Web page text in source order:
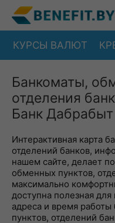
КУРСЫ ВАЛЮТ
Банкоматы,
отделения
Банк
Интерактивная карта
отделений банков,
нашем сайте, делает
обменных пунктов,
максимально
доступна полезная
адреса и время
пунктов, отделений